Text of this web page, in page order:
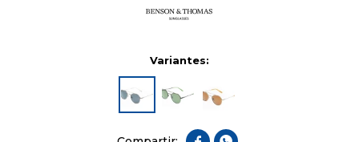
Variantes: